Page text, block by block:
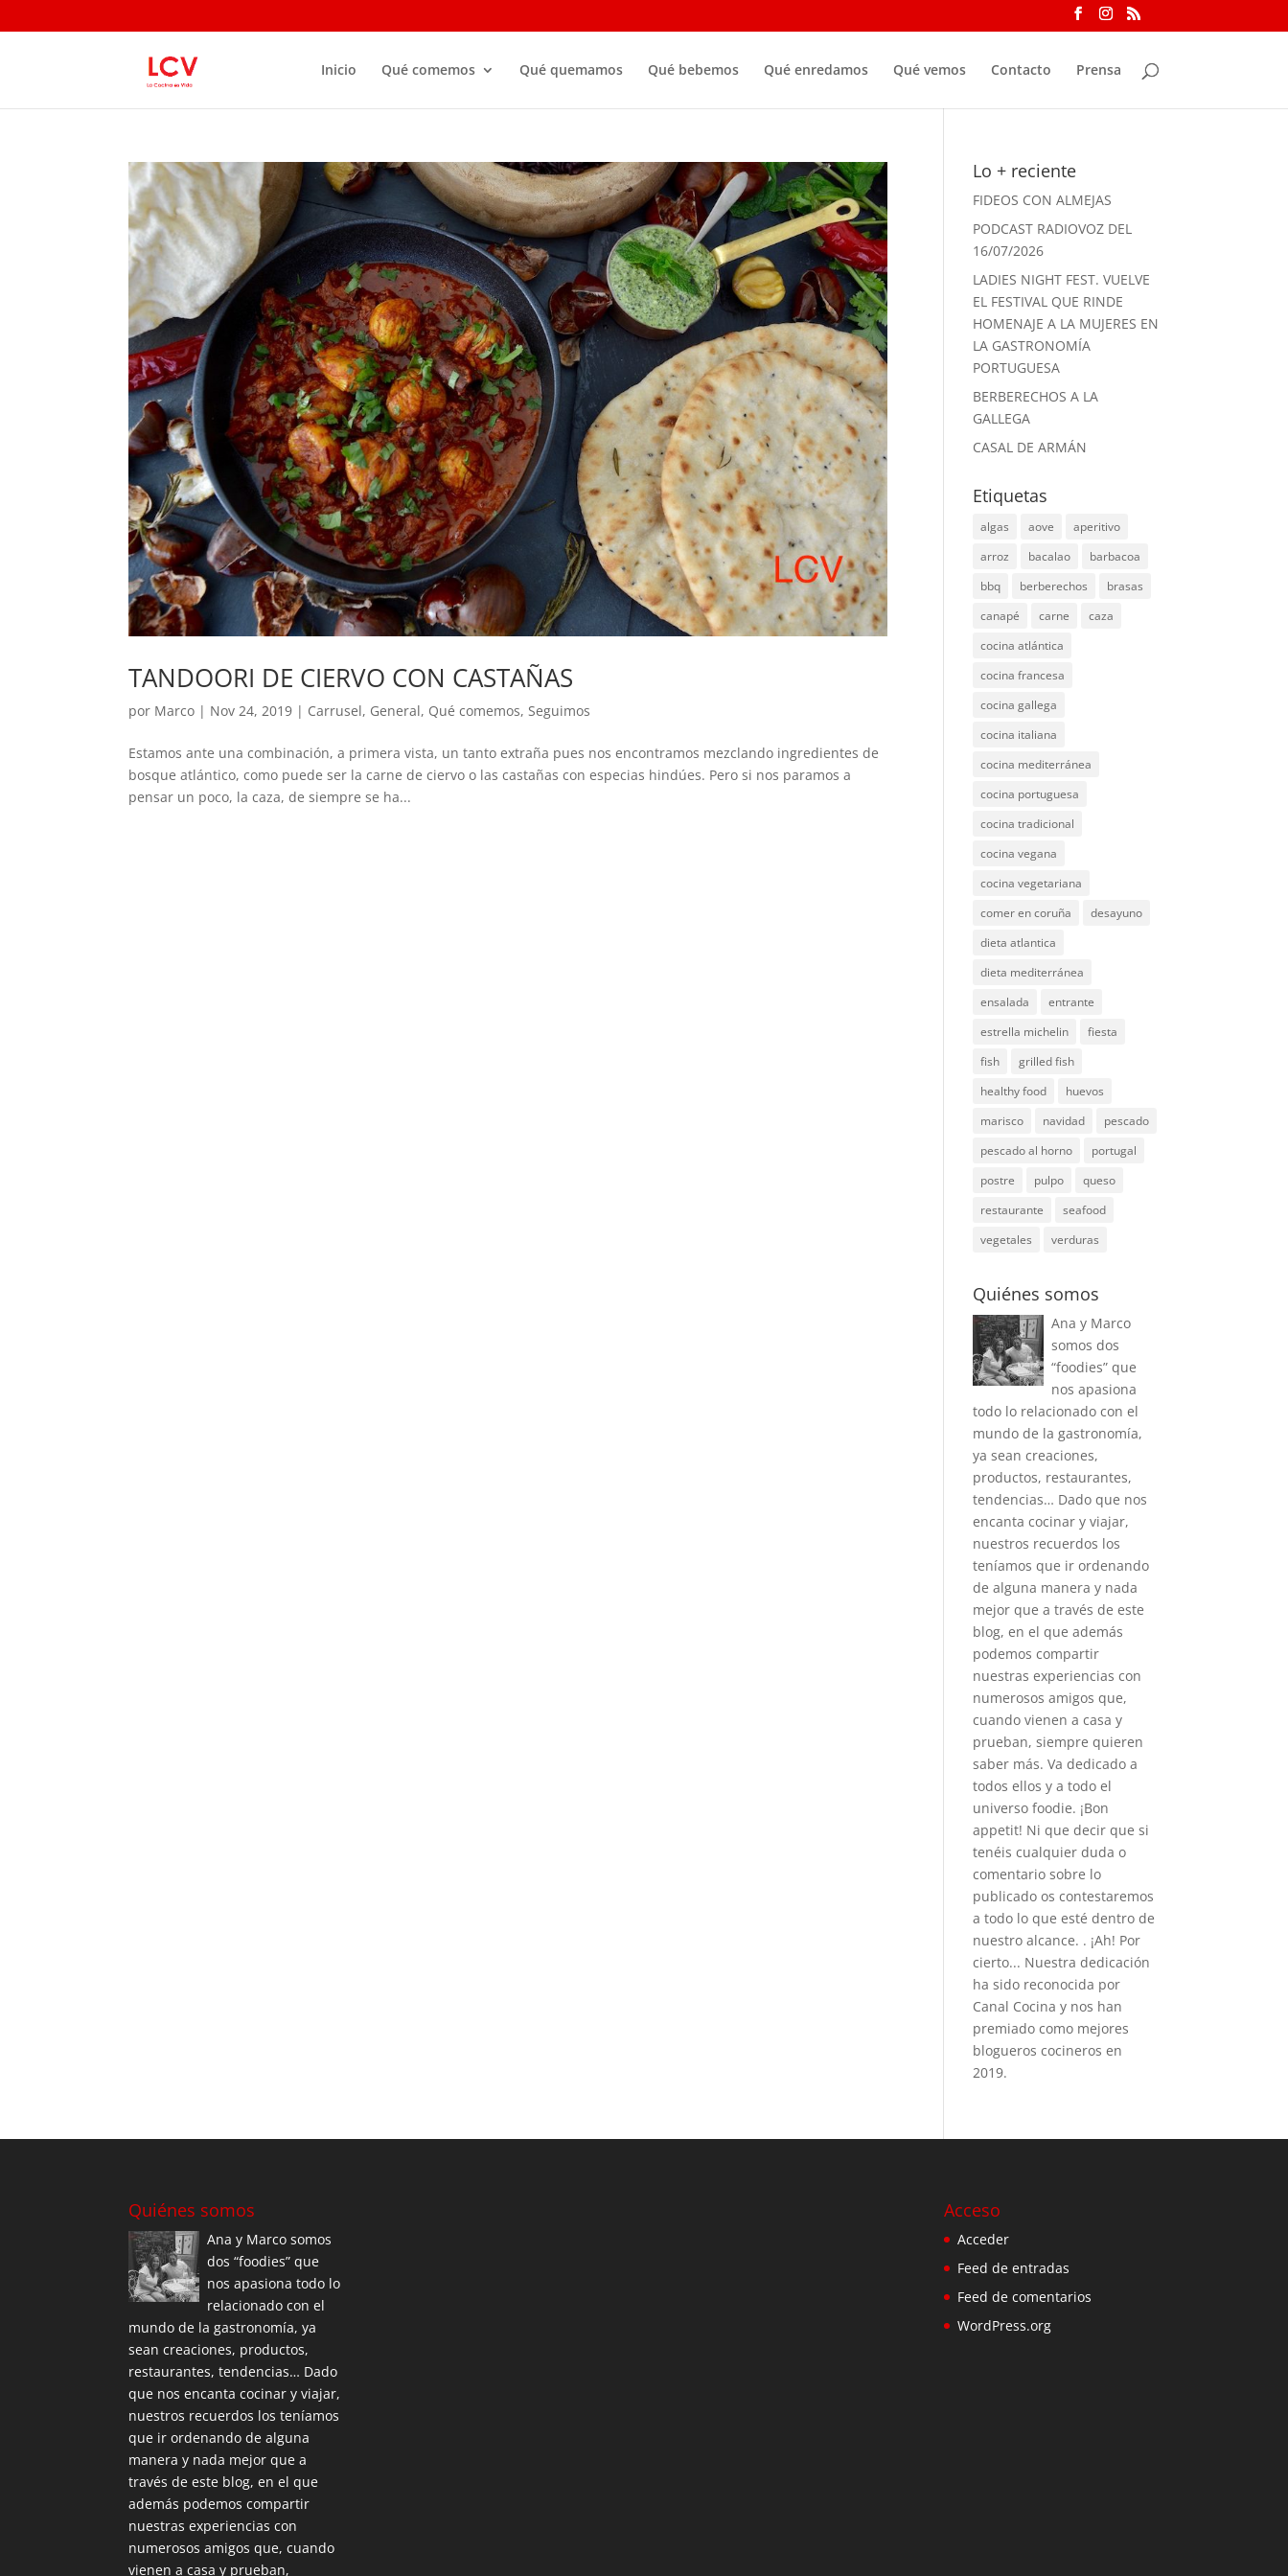
Inicio Qué comemos Qué quemamos Qué bebemos Qué enredamos Qué vemos Contacto Prensa
TANDOORI DE CIERVO CON CASTAÑAS
por Marco | Nov 24, 2019 | Carrusel, General, Qué comemos, Seguimos
Estamos ante una combinación, a primera vista, un tanto extraña pues nos encontramos mezclando ingredientes de
bosque atlántico, como puede ser la carne de ciervo o las castañas con especias hindúes. Pero si nos paramos a
pensar un poco, la caza, de siempre se ha...
Lo + reciente
FIDEOS CON ALMEJAS
PODCAST RADIOVOZ DEL
16/07/2026
LADIES NIGHT FEST. VUELVE
EL FESTIVAL QUE RINDE
HOMENAJE A LA MUJERES EN
LA GASTRONOMÍA
PORTUGUESA
BERBERECHOS A LA
GALLEGA
CASAL DE ARMÁN
Etiquetas
algas aove
aperitivo
arroz
bacalao
barbacoa
bbq
berberechos
brasas
canapé
carne
caza
cocina atlántica
cocina francesa
cocina gallega
cocina italiana
cocina mediterránea
cocina portuguesa
cocina tradicional
cocina vegana
cocina vegetariana
comer en coruña
desayuno
dieta atlantica
dieta mediterránea
ensalada
entrante
estrella michelin
fiesta
fish
grilled fish
healthy food
huevos
marisco
navidad
pescado
pescado al horno
portugal
postre
pulpo
queso
restaurante
seafood
vegetales
verduras
Quiénes somos
Ana y Marco
somos dos
“foodies” que
nos apasiona
todo lo relacionado con el
mundo de la gastronomía,
ya sean creaciones,
productos, restaurantes,
tendencias… Dado que nos
encanta cocinar y viajar,
nuestros recuerdos los
teníamos que ir ordenando
de alguna manera y nada
mejor que a través de este
blog, en el que además
podemos compartir
nuestras experiencias con
numerosos amigos que,
cuando vienen a casa y
prueban, siempre quieren
saber más. Va dedicado a
todos ellos y a todo el
universo foodie. ¡Bon
appetit! Ni que decir que si
tenéis cualquier duda o
comentario sobre lo
publicado os contestaremos
a todo lo que esté dentro de
nuestro alcance. . ¡Ah! Por
cierto... Nuestra dedicación
ha sido reconocida por
Canal Cocina y nos han
premiado como mejores
blogueros cocineros en
2019.
Quiénes somos
Ana y Marco somos
dos “foodies” que
nos apasiona todo lo
relacionado con el
mundo de la gastronomía, ya
sean creaciones, productos,
restaurantes, tendencias… Dado
que nos encanta cocinar y viajar,
nuestros recuerdos los teníamos
que ir ordenando de alguna
manera y nada mejor que a
través de este blog, en el que
además podemos compartir
nuestras experiencias con
numerosos amigos que, cuando
vienen a casa y prueban,
Acceso
Acceder
Feed de entradas
Feed de comentarios
WordPress.org